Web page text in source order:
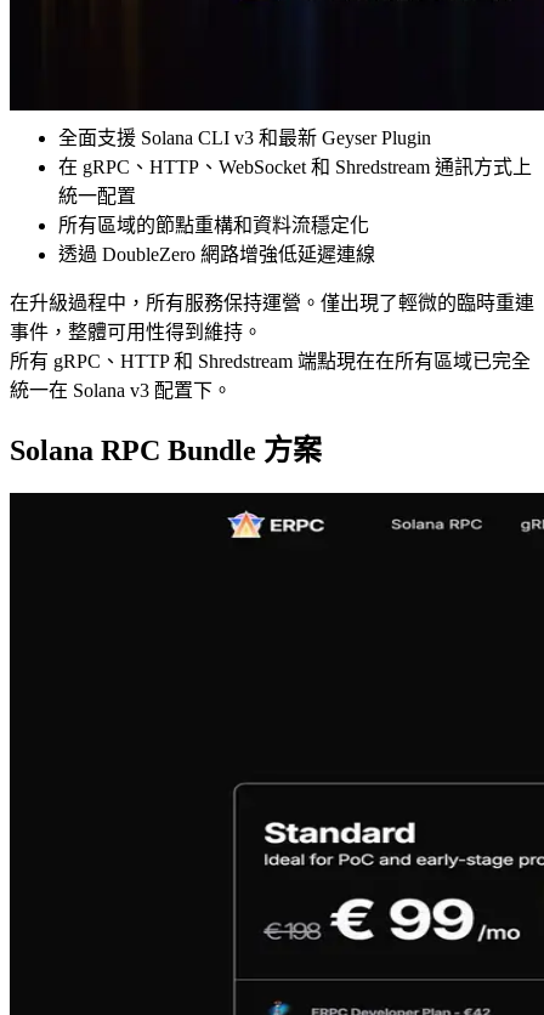
全面支援 Solana CLI v3 和最新 Geyser Plugin
在 gRPC、HTTP、WebSocket 和 Shredstream 通訊方式上
統一配置
所有區域的節點重構和資料流穩定化
透過 DoubleZero 網路增強低延遲連線
在升級過程中，所有服務保持運營。僅出現了輕微的臨時重連
事件，整體可用性得到維持。
所有 gRPC、HTTP 和 Shredstream 端點現在在所有區域已完全
統一在 Solana v3 配置下。
Solana RPC Bundle 方案